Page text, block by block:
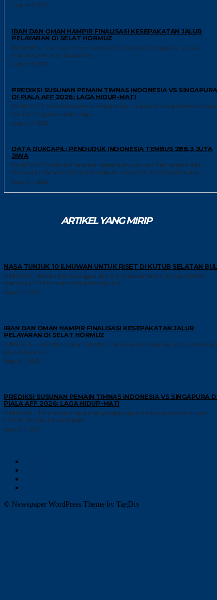
August 7, 2026
IRAN DAN OMAN HAMPIR FINALISASI KESEPAKATAN JALUR
PELAYARAN DI SELAT HORMUZ
INNNEWS – Iran dan Oman berada di tahap akhir negosiasi untuk
menetapkan jalur pelayaran...
August 7, 2026
PREDIKSI SUSUNAN PEMAIN TIMNAS INDONESIA VS SINGAPURA
DI PIALA AFF 2026: LAGA HIDUP-MATI
INNNEWS – Timnas Indonesia menghadapi ujian kritis saat bertemu tuan
rumah Singapura pada laga...
August 7, 2026
DATA DUKCAPIL: PENDUDUK INDONESIA TEMBUS 288,3 JUTA
JIWA
INNNEWS– Direktorat Jenderal Kependudukan dan Pencatatan Sipil
(Dukcapil) Kementerian Dalam Negeri mencatat jumlah penduduk...
August 7, 2026
ARTIKEL YANG MIRIP
NASA TUNJUK 10 ILMUWAN UNTUK RISET DI KUTUB SELATAN
INNNEWS – Badan Penerbangan dan Antariksa Amerika Serikat (NASA)
menunjuk 10 ilmuwan untuk bergabung...
August 7, 2026
IRAN DAN OMAN HAMPIR FINALISASI KESEPAKATAN JALUR
PELAYARAN DI SELAT HORMUZ
INNNEWS – Iran dan Oman berada di tahap akhir negosiasi untuk
jalur pelayaran...
August 7, 2026
PREDIKSI SUSUNAN PEMAIN TIMNAS INDONESIA VS SINGAPURA
PIALA AFF 2026: LAGA HIDUP-MATI
INNNEWS – Timnas Indonesia menghadapi ujian kritis saat bertemu tuan
rumah Singapura pada laga...
August 7, 2026
© Newspaper WordPress Theme by TagDiv